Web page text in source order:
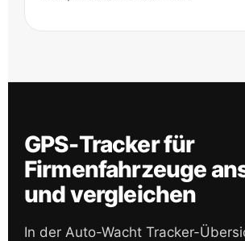
GPS-Tracker für
Firmenfahrzeuge
und vergleichen
In der Auto-Wacht Tracker-